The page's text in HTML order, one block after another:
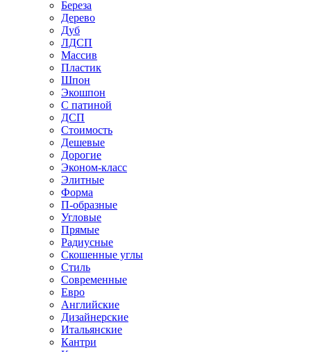
Береза
Дерево
Дуб
ЛДСП
Массив
Пластик
Шпон
Экошпон
С патиной
ДСП
Стоимость
Дешевые
Дорогие
Эконом-класс
Элитные
Форма
П-образные
Угловые
Прямые
Радиусные
Скошенные углы
Стиль
Современные
Евро
Английские
Дизайнерские
Итальянские
Кантри